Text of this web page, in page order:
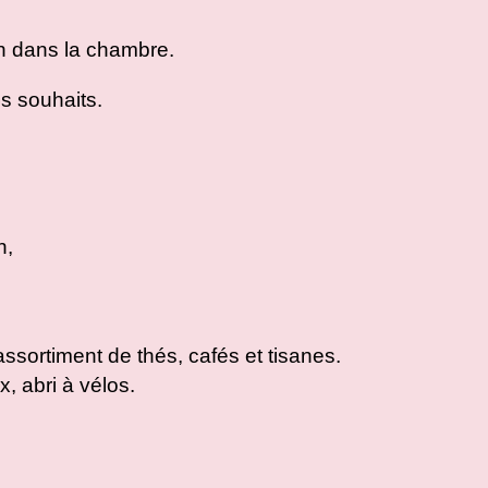
dans la chambre.
souhaits.
de thés, cafés et tisanes.
abri à vélos.